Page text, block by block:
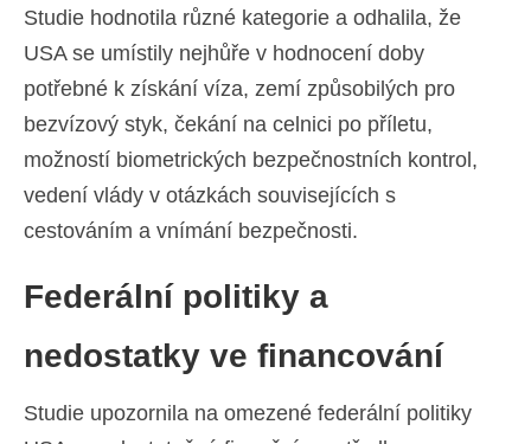
Studie hodnotila různé kategorie a odhalila, že
USA se umístily nejhůře v hodnocení doby
potřebné k získání víza, zemí způsobilých pro
bezvízový styk, čekání na celnici po příletu,
možností biometrických bezpečnostních kontrol,
vedení vlády v otázkách souvisejících s
cestováním a vnímání bezpečnosti.
Federální politiky a
nedostatky ve financování
Studie upozornila na omezené federální politiky